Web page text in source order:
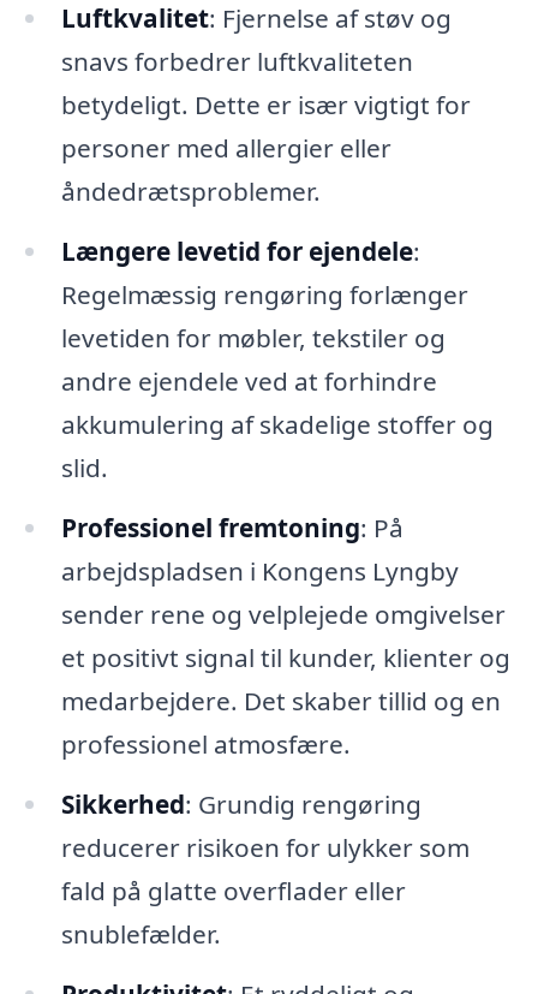
Luftkvalitet: Fjernelse af støv og
snavs forbedrer luftkvaliteten
betydeligt. Dette er især vigtigt for
personer med allergier eller
åndedrætsproblemer.
Længere levetid for ejendele:
Regelmæssig rengøring forlænger
levetiden for møbler, tekstiler og
andre ejendele ved at forhindre
akkumulering af skadelige stoffer og
slid.
Professionel fremtoning: På
arbejdspladsen i Kongens Lyngby
sender rene og velplejede omgivelser
et positivt signal til kunder, klienter og
medarbejdere. Det skaber tillid og en
professionel atmosfære.
Sikkerhed: Grundig rengøring
reducerer risikoen for ulykker som
fald på glatte overflader eller
snublefælder.